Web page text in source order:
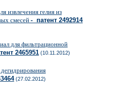
извлечения гелия из
смесей - патент 2492914
для фильтрационной
2465951 (10.11.2012)
(27.02.2012)